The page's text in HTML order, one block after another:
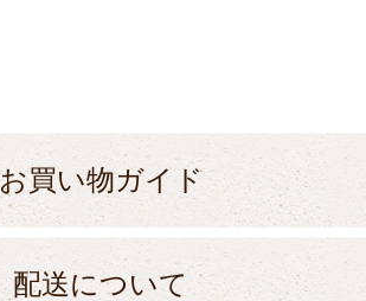
お買い物ガイド
配送について